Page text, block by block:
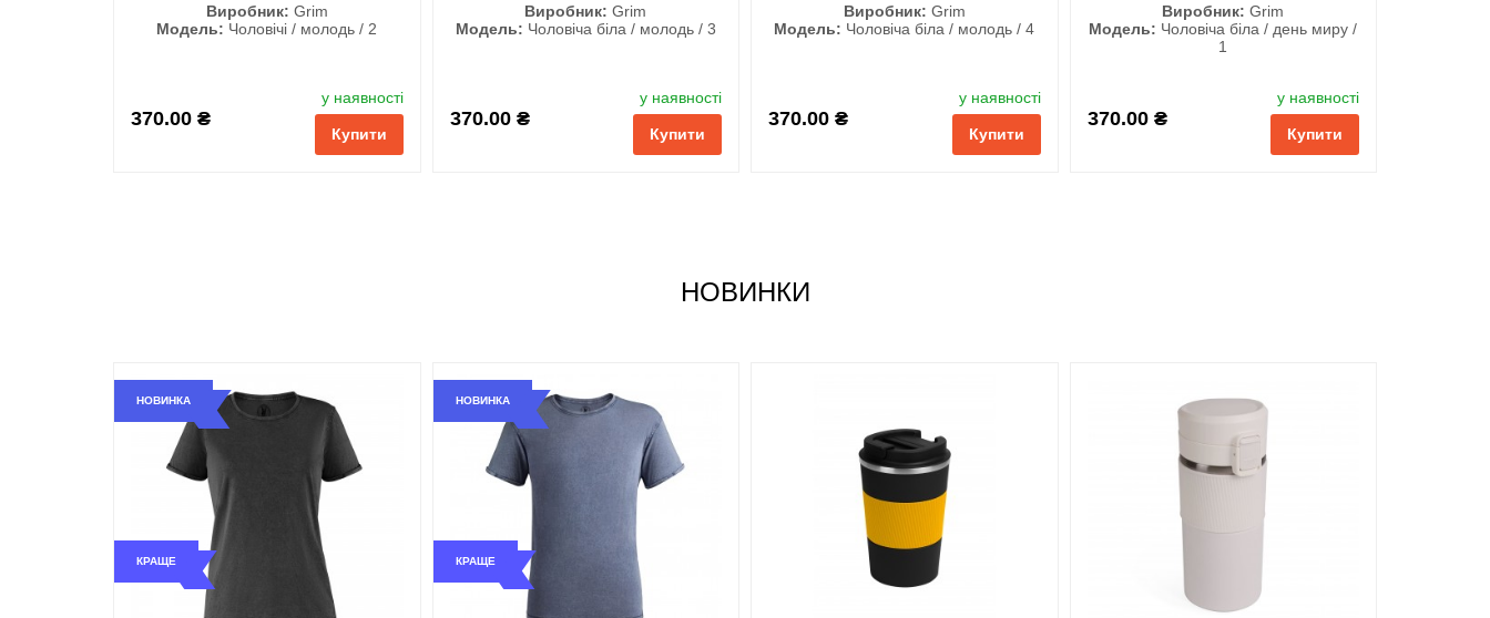
Виробник: Grim
Модель: Чоловічі / молодь / 2
370.00 ₴
у наявності
Купити
обрані купити в 1 клік
Виробник: Grim
Модель: Чоловіча біла / молодь / 3
370.00 ₴
у наявності
Купити
обрані купити в 1 клік
Виробник: Grim
Модель: Чоловіча біла / молодь / 4
370.00 ₴
у наявності
Купити
порівняння
Виробник: Grim
Модель: Чоловіча біла / день миру /
1
370.00 ₴
у наявності
Купити
порівняння
НОВИНКИ
НОВИНКА
КРАЩЕ
НОВИНКА
КРАЩЕ